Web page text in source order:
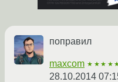
поправил
maxcom
28.10.2014